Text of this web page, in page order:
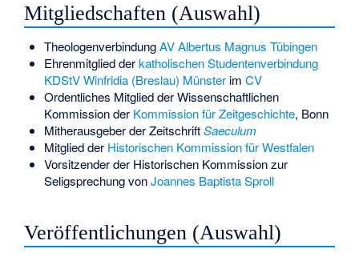
Mitgliedschaften (Auswahl)
TheologenverbindungAV Albertus Magnus Tübingen
Ehrenmitglied derkatholischen Studentenverbindung
KDStV Winfridia (Breslau) Münsterim CV
Ordentliches Mitglied der Wissenschaftlichen
Kommission der Kommission für Zeitgeschichte, Bonn
Mitherausgeber der ZeitschriftSaeculum
Mitglied der Historischen Kommission für Westfalen
Vorsitzender der Historischen Kommission zur
Seligsprechung vonJoannes Baptista Sproll
Veröffentlichungen (Auswahl)